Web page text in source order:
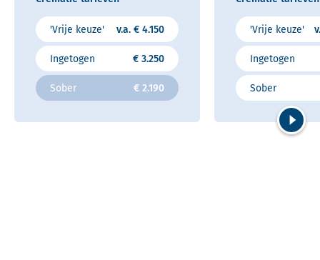
'Vrije keuze' v.a. € 4.150
Ingetogen € 3.250
Sober € 2.190
'Vrije keuze'
Ingetogen
Sober